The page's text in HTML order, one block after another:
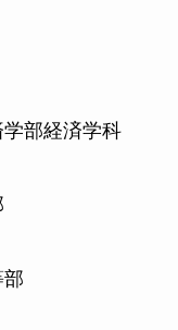
部経済学科